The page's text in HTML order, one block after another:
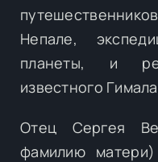
Непале,
планеты, и
известного
Отец Сергея
фамилию